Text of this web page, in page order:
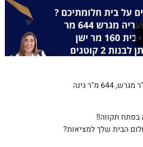
בפתח תקווה‼️
הבית שלך למציאות?